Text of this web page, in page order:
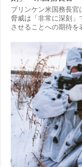
ブリンケン米国務長
脅威は「非常に深刻」
させることへの期待を